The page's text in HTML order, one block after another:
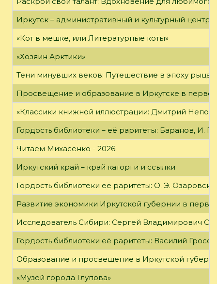
Иркутск – административный и культурный центр
«Кот в мешке, или Литературные коты»
«Хозяин Арктики»
Тени минувших веков: Путешествие в эпоху
Просвещение и образование в Иркутске в
«Классики книжной иллюстрации: Дмитрий
Гордость библиотеки – её раритеты: Баранов, И.
Читаем Михасенко - 2026
Иркутский край – край каторги и ссылки
Гордость библиотеки её раритеты: О. Э.
Развитие экономики Иркутской губернии в
Исследователь Сибири: Сергей Владимирович
Гордость библиотеки её раритеты: Василий
Образование и просвещение в Иркутской
«Музей города Глупова»